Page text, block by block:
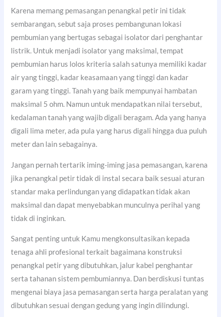
Karena memang pemasangan penangkal petir ini tidak
sembarangan, sebut saja proses pembangunan lokasi
pembumian yang bertugas sebagai isolator dari penghantar
listrik. Untuk menjadi isolator yang maksimal, tempat
pembumian harus lolos kriteria salah satunya memiliki kadar
air yang tinggi, kadar keasamaan yang tinggi dan kadar
garam yang tinggi. Tanah yang baik mempunyai hambatan
maksimal 5 ohm. Namun untuk mendapatkan nilai tersebut,
kedalaman tanah yang wajib digali beragam. Ada yang hanya
digali lima meter, ada pula yang harus digali hingga dua puluh
meter dan lain sebagainya.
Jangan pernah tertarik iming-iming jasa pemasangan, karena
jika penangkal petir tidak di instal secara baik sesuai aturan
standar maka perlindungan yang didapatkan tidak akan
maksimal dan dapat menyebabkan munculnya perihal yang
tidak di inginkan.
Sangat penting untuk Kamu mengkonsultasikan kepada
tenaga ahli profesional terkait bagaimana konstruksi
penangkal petir yang dibutuhkan, jalur kabel penghantar
serta tahanan sistem pembumiannya. Dan berdiskusi tuntas
mengenai biaya jasa pemasangan serta harga peralatan yang
dibutuhkan sesuai dengan gedung yang ingin dilindungi.